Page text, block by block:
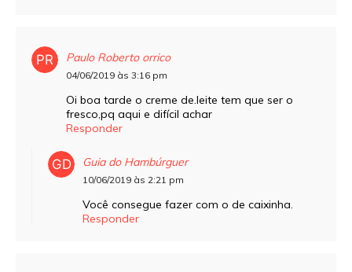
Paulo Roberto orrico
04/06/2019 às 3:16 pm
Oi boa tarde o creme de.leite tem que ser o
fresco,pq aqui e difícil achar
Responder
Guia do Hambúrguer
10/06/2019 às 2:21 pm
Você consegue fazer com o de caixinha.
Responder